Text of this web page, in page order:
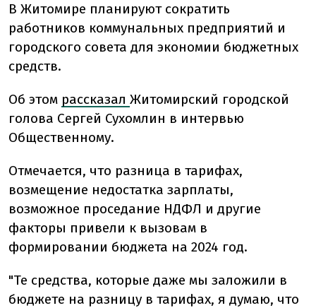
В Житомире планируют сократить
работников коммунальных предприятий и
городского совета для экономии бюджетных
средств.
Об этом рассказал Житомирский городской
голова Сергей Сухомлин в интервью
Общественному.
Отмечается, что разница в тарифах,
возмещение недостатка зарплаты,
возможное проседание НДФЛ и другие
факторы привели к вызовам в
формировании бюджета на 2024 год.
"Те средства, которые даже мы заложили в
бюджете на разницу в тарифах, я думаю, что